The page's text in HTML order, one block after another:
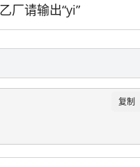
厂请输出“yi”
复制